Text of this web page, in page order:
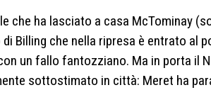
che ha lasciato a casa McTominay
Billing che nella ripresa è entrato al
un fallo fantozziano. Ma in porta il
sottostimato in città: Meret ha